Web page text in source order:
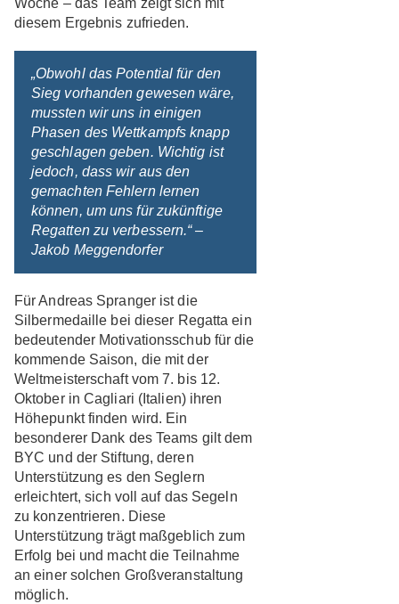
Woche – das Team zeigt sich mit
diesem Ergebnis zufrieden.
„Obwohl das Potential für den
Sieg vorhanden gewesen wäre,
mussten wir uns in einigen
Phasen des Wettkampfs knapp
geschlagen geben. Wichtig ist
jedoch, dass wir aus den
gemachten Fehlern lernen
können, um uns für zukünftige
Regatten zu verbessern.“ –
Jakob Meggendorfer
Für Andreas Spranger ist die
Silbermedaille bei dieser Regatta ein
bedeutender Motivationsschub für die
kommende Saison, die mit der
Weltmeisterschaft vom 7. bis 12.
Oktober in Cagliari (Italien) ihren
Höhepunkt finden wird. Ein
besonderer Dank des Teams gilt dem
BYC und der Stiftung, deren
Unterstützung es den Seglern
erleichtert, sich voll auf das Segeln
zu konzentrieren. Diese
Unterstützung trägt maßgeblich zum
Erfolg bei und macht die Teilnahme
an einer solchen Großveranstaltung
möglich.